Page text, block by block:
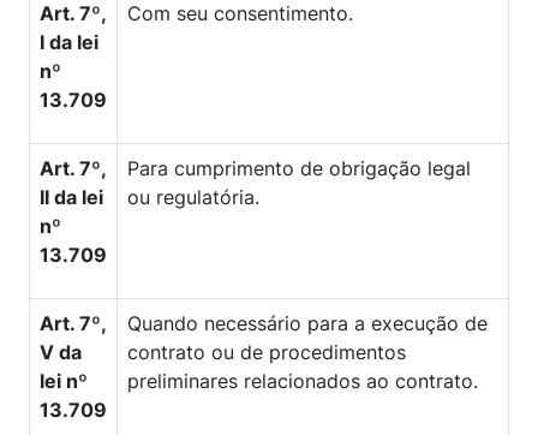
Art. 7º,
I da lei
nº
13.709
Com seu consentimento.
Art. 7º,
II da lei
nº
13.709
Para cumprimento de obrigação legal
ou regulatória.
Art. 7º,
V da
lei nº
13.709
Quando necessário para a execução de
contrato ou de procedimentos
preliminares relacionados ao contrato.